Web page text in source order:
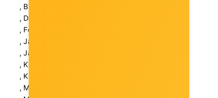
, Bruto težina kutije (kg): 0.03 kg
, Dubina (mm): 14.8 mm
, Format: Plug-in modul
, Jamstveni rok (mjeseci): 12 mjeseci(a)
, Jamstvo u Hrvatskoj: Da
, Količina u kutiji: 1
, Količina u pakiranju: 1
, Max. radna temperatura: 40 °C